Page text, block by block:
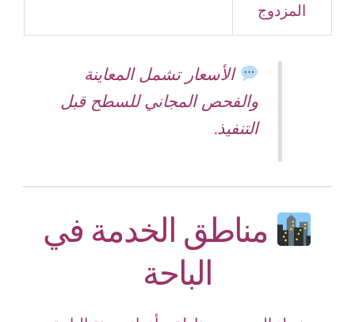
المزدوج
الأسعار تشمل المعاينة
والفحص المجاني للسطح قبل
التنفيذ.
مناطق الخدمة في
الباحة